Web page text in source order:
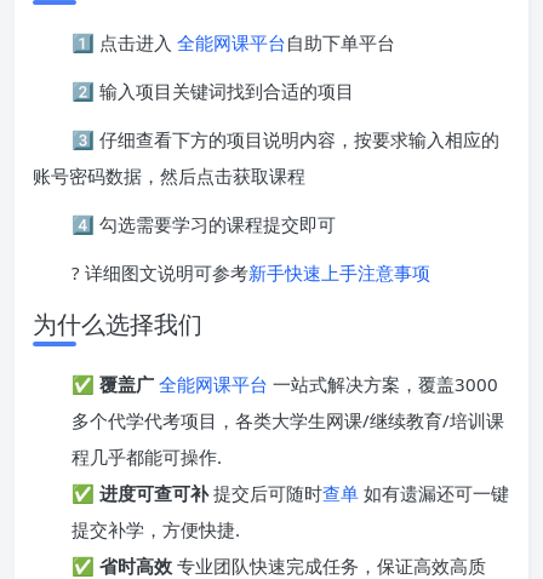
1️⃣ 点击进入 全能网课平台自助下单平台
2️⃣ 输入项目关键词找到合适的项目
3️⃣ 仔细查看下方的项目说明内容，按要求输入相应的
账号密码数据，然后点击获取课程
4️⃣ 勾选需要学习的课程提交即可
? 详细图文说明可参考新手快速上手注意事项
为什么选择我们
✅ 覆盖广 全能网课平台 一站式解决方案，覆盖3000
多个代学代考项目，各类大学生网课/继续教育/培训课
程几乎都能可操作.
✅ 进度可查可补提交后可随时查单 如有遗漏还可一键
提交补学，方便快捷.
✅ 省时高效 专业团队快速完成任务，保证高效高质